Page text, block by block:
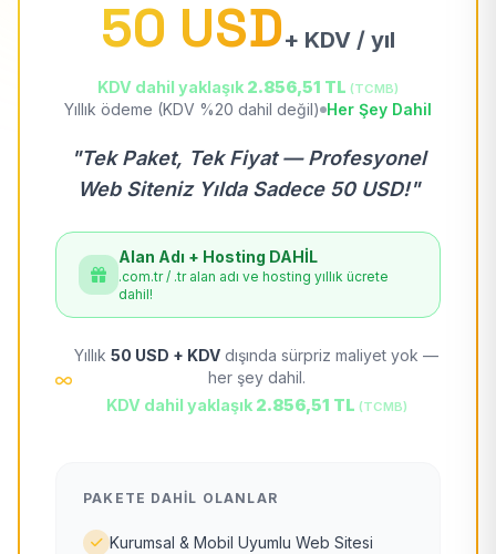
50 USD+ KDV / yıl
KDV dahil yaklaşık 2.856,51 TL (TCMB)
Yıllık ödeme (KDV %20 dahil değil) Her Şey Dahil
"Tek Paket, Tek Fiyat — Profesyonel
Web Siteniz Yılda Sadece 50 USD!"
Alan Adı + Hosting DAHİL
.com.tr / .tr alan adı ve hosting yıllık ücrete
dahil!
Yıllık 50 USD + KDV dışında sürpriz maliyet yok —
her şey dahil.
KDV dahil yaklaşık 2.856,51 TL (TCMB)
PAKETE DAHIL OLANLAR
Kurumsal & Mobil Uyumlu Web Sitesi